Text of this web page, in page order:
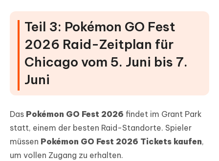
Teil 3: Pokémon GO Fest
2026 Raid-Zeitplan für
Chicago vom 5. Juni bis 7.
Juni
Das Pokémon GO Fest 2026 findet im Grant Park
statt, einem der besten Raid-Standorte. Spieler
müssen Pokémon GO Fest 2026 Tickets kaufen,
um vollen Zugang zu erhalten.